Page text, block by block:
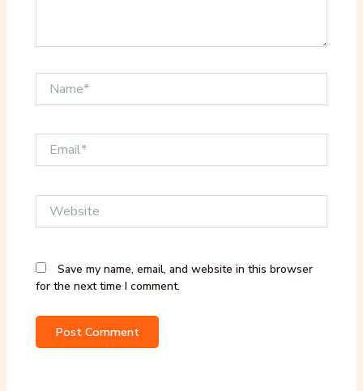
Save my name, email, and website in this browser
for the next time I comment.